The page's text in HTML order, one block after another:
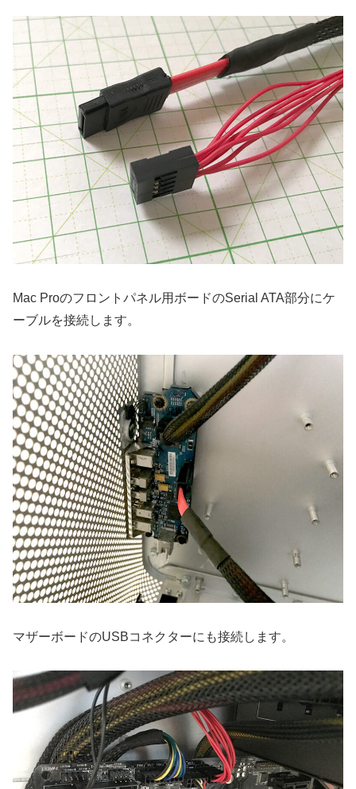
Mac Proのフロントパネル用ボードのSerial ATA部分にケ
ーブルを接続します。
マザーボードのUSBコネクターにも接続します。